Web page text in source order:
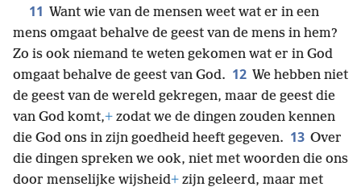
11 Want wie van de mensen weet wat er in een
mens omgaat behalve de geest van de mens in hem?
Zo is ook niemand te weten gekomen wat er in God
omgaat behalve de geest van God. 12 We hebben niet
de geest van de wereld gekregen, maar de geest die
van God komt,+ zodat we de dingen zouden kennen
die God ons in zijn goedheid heeft gegeven. 13 Over
die dingen spreken we ook, niet met woorden die ons
door menselijke wijsheid+ zijn geleerd, maar met